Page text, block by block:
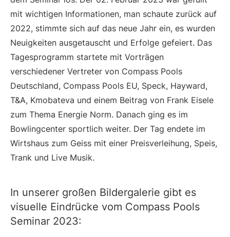
mit wichtigen Informationen, man schaute zurück auf
2022, stimmte sich auf das neue Jahr ein, es wurden
Neuigkeiten ausgetauscht und Erfolge gefeiert. Das
Tagesprogramm startete mit Vorträgen
verschiedener Vertreter von Compass Pools
Deutschland, Compass Pools EU, Speck, Hayward,
T&A, Kmobateva und einem Beitrag von Frank Eisele
zum Thema Energie Norm. Danach ging es im
Bowlingcenter sportlich weiter. Der Tag endete im
Wirtshaus zum Geiss mit einer Preisverleihung, Speis,
Trank und Live Musik.
In unserer großen Bildergalerie gibt es
visuelle Eindrücke vom Compass Pools
Seminar 2023: